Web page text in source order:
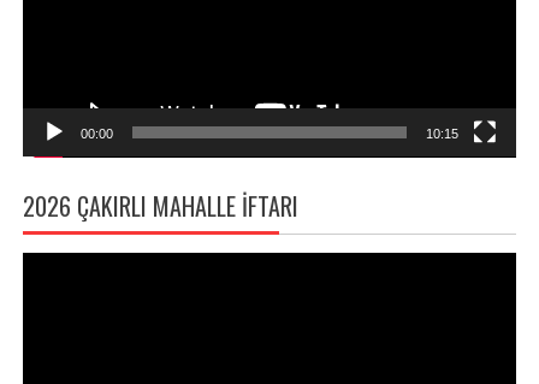
00:00 10:15
2026 ÇAKIRLI MAHALLE İFTARI